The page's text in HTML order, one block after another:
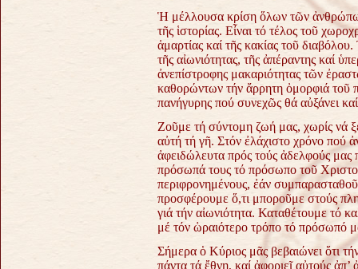
Ἡ μέλλουσα κρίση ὅλων τῶν ἀνθρώπων
τῆς ἱστορίας. Εἶναι τό τέλος τοῦ
ἁμαρτίας καί τῆς κακίας τοῦ
τῆς αἰωνιότητας, τῆς ἀπέραντης καί
ἀνεπίστροφης μακαριότητας τῶν
καθορώντων τήν ἄρρητη ὀμορφιά τοῦ
πανήγυρης πού συνεχῶς θά αὐξάνει
Ζοῦμε τή σύντομη ζωή μας, χωρίς νά
αὐτή τή γῆ. Στόν ἐλάχιστο χρόνο πού
ἀφειδώλευτα πρός τούς ἀδελφούς
πρόσωπά τους τό πρόσωπο τοῦ
περιφρονημένους, ἐάν
προσφέρουμε ὅ,τι μποροῦμε στούς
γιά τήν αἰωνιότητα. Καταθέτουμε τό
μέ τόν ὡραιότερο τρόπο τό πρόσωπό
Σήμερα ὁ Κύριος μᾶς βεβαιώνει ὅτι
πάντα τά ἔθνη, καί ἀφοριεῖ αὐτούς